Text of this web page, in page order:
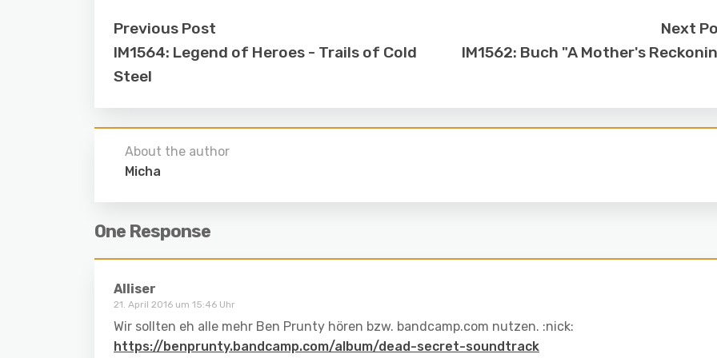
Previous Post
IM1564: Legend of Heroes - Trails of Cold
Steel
Next
IM1562: Buch "A Mother's
About the author
Micha
One Response
Alliser
21. April 2016 um 15:46 Uhr
Wir sollten eh alle mehr Ben Prunty hören bzw. bandcamp.com nutzen. :nick:
https://benprunty.bandcamp.com/album/dead-secret-soundtrack